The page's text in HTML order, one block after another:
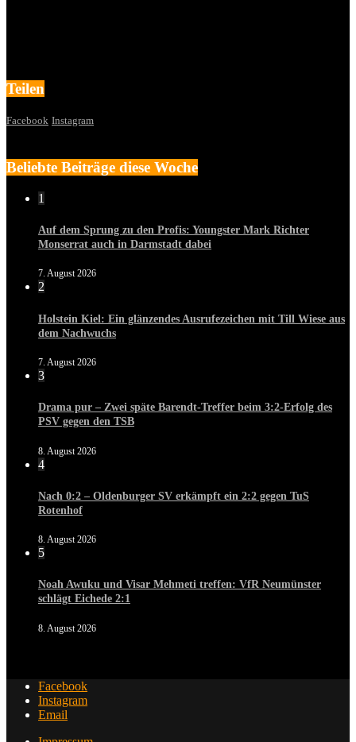
Teilen
Facebook Instagram
Beliebte Beiträge diese Woche
1
Auf dem Sprung zu den Profis: Youngster Mark Richter
Monserrat auch in Darmstadt dabei
7. August 2026
2
Holstein Kiel: Ein glänzendes Ausrufezeichen mit Till Wiese aus
dem Nachwuchs
7. August 2026
3
Drama pur – Zwei späte Barendt-Treffer beim 3:2-Erfolg des
PSV gegen den TSB
8. August 2026
4
Nach 0:2 – Oldenburger SV erkämpft ein 2:2 gegen TuS
Rotenhof
8. August 2026
5
Noah Awuku und Visar Mehmeti treffen: VfR Neumünster
schlägt Eichede 2:1
8. August 2026
Facebook
Instagram
Email